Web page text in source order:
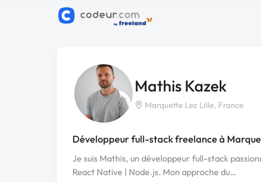
Mathis Kazek
Marquette Lez Lille, France
Développeur full-stack freelance à
Je suis Mathis, un développeur full-stack
React Native | Node.js. Mon approche du…